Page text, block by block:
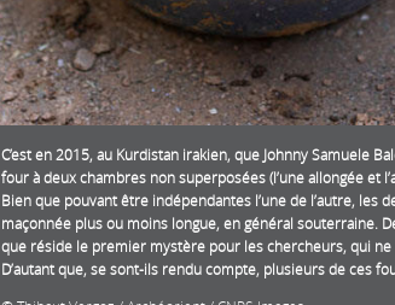
C’est en 2015, au Kurdistan irakien, que Johnny Samuele
four à deux chambres non superposées (l’une allongée et
Bien que pouvant être indépendantes l’une de l’autre,
maçonnée plus ou moins longue, en général souterraine.
que réside le premier mystère pour les chercheurs, qui
D’autant que, se sont-ils rendu compte, plusieurs de ces